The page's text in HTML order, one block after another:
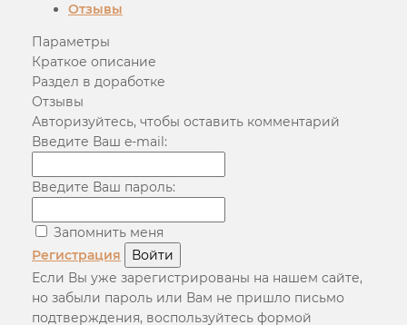
Отзывы
Параметры
Краткое описание
Раздел в доработке
Отзывы
Авторизуйтесь, чтобы оставить комментарий
Введите Ваш e-mail:
Введите Ваш пароль:
Запомнить меня
Регистрация
Войти
Если Вы уже зарегистрированы на нашем сайте,
но забыли пароль или Вам не пришло письмо
подтверждения, воспользуйтесь формой